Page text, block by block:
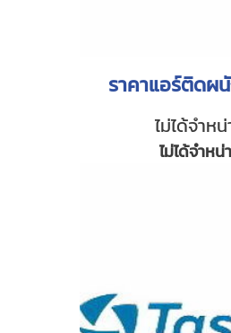
ราคาแอร์ติด
ไม่ได้จำห
ไม่ได้จำหน่